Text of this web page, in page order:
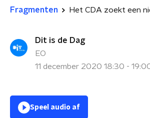
Fragmenten Het CDA zoekt een
Dit is de Dag
EO
11 december 2020 18:30 -
Speel audio af